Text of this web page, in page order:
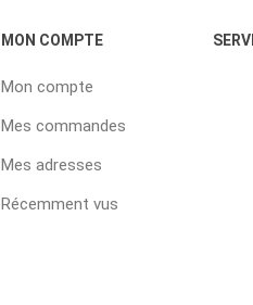
MON COMPTE
Mon compte
Mes commandes
Mes adresses
Récemment vus